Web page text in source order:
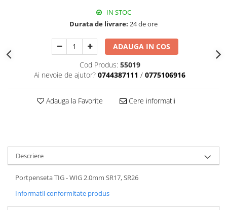
IN STOC
Durata de livrare: 24 de ore
ADAUGA IN COS
Cod Produs: 55019
Ai nevoie de ajutor? 0744387111 / 0775106916
Adauga la Favorite Cere informatii
Descriere
Portpenseta TIG - WIG 2.0mm SR17, SR26
Informatii conformitate produs